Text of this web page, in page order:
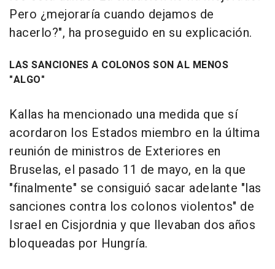
Pero ¿mejoraría cuando dejamos de
hacerlo?", ha proseguido en su explicación.
LAS SANCIONES A COLONOS SON AL MENOS
"ALGO"
Kallas ha mencionado una medida que sí
acordaron los Estados miembro en la última
reunión de ministros de Exteriores en
Bruselas, el pasado 11 de mayo, en la que
"finalmente" se consiguió sacar adelante "las
sanciones contra los colonos violentos" de
Israel en Cisjordnia y que llevaban dos años
bloqueadas por Hungría.